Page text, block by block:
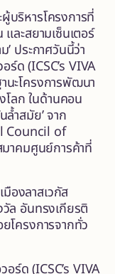
บริหารโครงการที่
ละสยามเซ็นเตอร์
’ ประกาศวันนี้ว่า
ร์ด (ICSC’s VIVA
นะโครงการพัฒนา
ลก ในด้านคอน
ล้ำสมัย’ จาก
Council of
าคมศูนย์การค้าที่
องลาสเวกัส
วัล อันทรงเกียรติ
โครงการจากทั่ว
อร์ด (ICSC’s VIVA